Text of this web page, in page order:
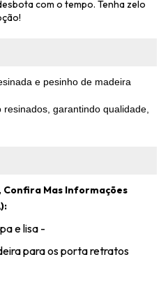
com o tempo. Tenha zelo
e pesinho de madeira
garantindo qualidade,
Confira Mas Informações
e lisa -
para os porta retratos